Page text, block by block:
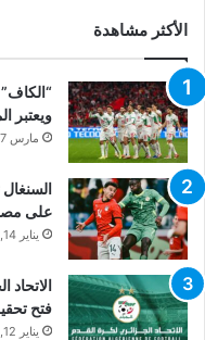
الأكثر مشاهدة
ويعتبر
مارس 17, 2026
السنغال
على
يناير 14, 2026
فتح
يناير 12, 2026